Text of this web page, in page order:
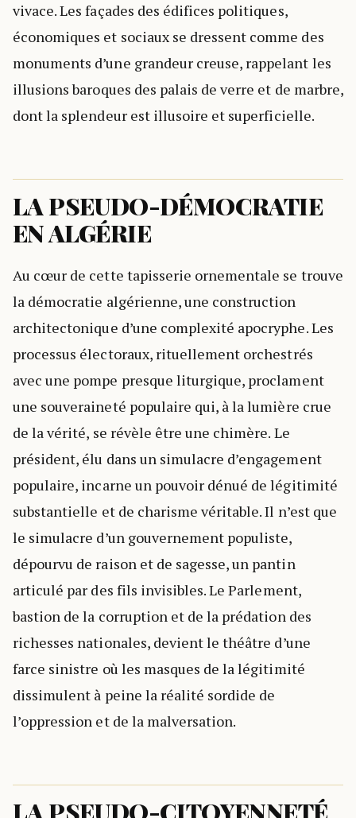
vivace. Les façades des édifices politiques,
économiques et sociaux se dressent comme des
monuments d’une grandeur creuse, rappelant les
illusions baroques des palais de verre et de marbre,
dont la splendeur est illusoire et superficielle.
LA PSEUDO-DÉMOCRATIE
EN ALGÉRIE
Au cœur de cette tapisserie ornementale se trouve
la démocratie algérienne, une construction
architectonique d’une complexité apocryphe. Les
processus électoraux, rituellement orchestrés
avec une pompe presque liturgique, proclament
une souveraineté populaire qui, à la lumière crue
de la vérité, se révèle être une chimère. Le
président, élu dans un simulacre d’engagement
populaire, incarne un pouvoir dénué de légitimité
substantielle et de charisme véritable. Il n’est que
le simulacre d’un gouvernement populiste,
dépourvu de raison et de sagesse, un pantin
articulé par des fils invisibles. Le Parlement,
bastion de la corruption et de la prédation des
richesses nationales, devient le théâtre d’une
farce sinistre où les masques de la légitimité
dissimulent à peine la réalité sordide de
l’oppression et de la malversation.
LA PSEUDO-CITOYENNETÉ